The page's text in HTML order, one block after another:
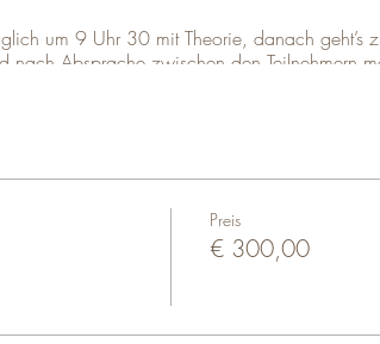
um 9 Uhr 30 mit Theorie, danach geht’s
Absprache zwischen den Teilnehmern
beträgt pro Themenkurs, jeweils 2 Tage
Preis
€ 300,00